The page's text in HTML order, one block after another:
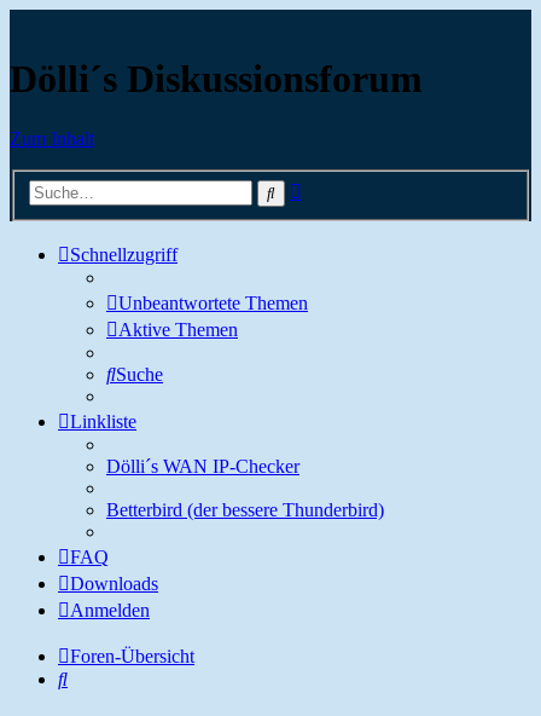
Dölli´s Diskussionsforum
Zum Inhalt
Suche
Schnellzugriff
Unbeantwortete Themen
Aktive Themen
Suche
Linkliste
Dölli´s WAN IP-Checker
Betterbird (der bessere Thunderbird)
FAQ
Downloads
Anmelden
Foren-Übersicht
Suche